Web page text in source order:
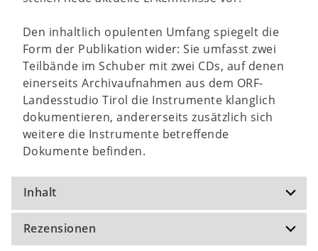
Den inhaltlich opulenten Umfang spiegelt die
Form der Publikation wider: Sie umfasst zwei
Teilbände im Schuber mit zwei CDs, auf denen
einerseits Archivaufnahmen aus dem ORF-
Landesstudio Tirol die Instrumente klanglich
dokumentieren, andererseits zusätzlich sich
weitere die Instrumente betreffende
Dokumente befinden.
Inhalt
Teil 1 - Die Ebert-Orgel
Rezensionen